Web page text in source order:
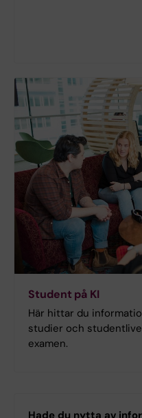
Student på KI
Här hittar du
studier och
examen.